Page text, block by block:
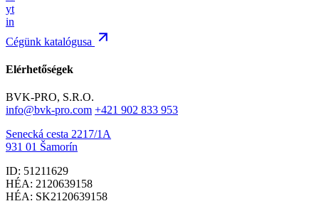
yt
in
Cégünk katalógusa
Elérhetőségek
BVK-PRO, S.R.O.
info@bvk-pro.com +421 902 833 953
Senecká cesta 2217/1A
931 01 Šamorín
ID: 51211629
HÉA: 2120639158
HÉA: SK2120639158